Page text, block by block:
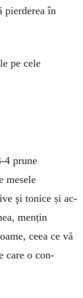
pierderea în
pe cele
4 pru­ne
mesele
şi tonice și ac­
mențin
ceea ce vă
care o con­